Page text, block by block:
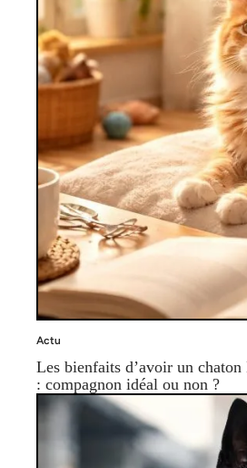
Actu
Les bienfaits d’avoir un
: compagnon idéal ou non ?